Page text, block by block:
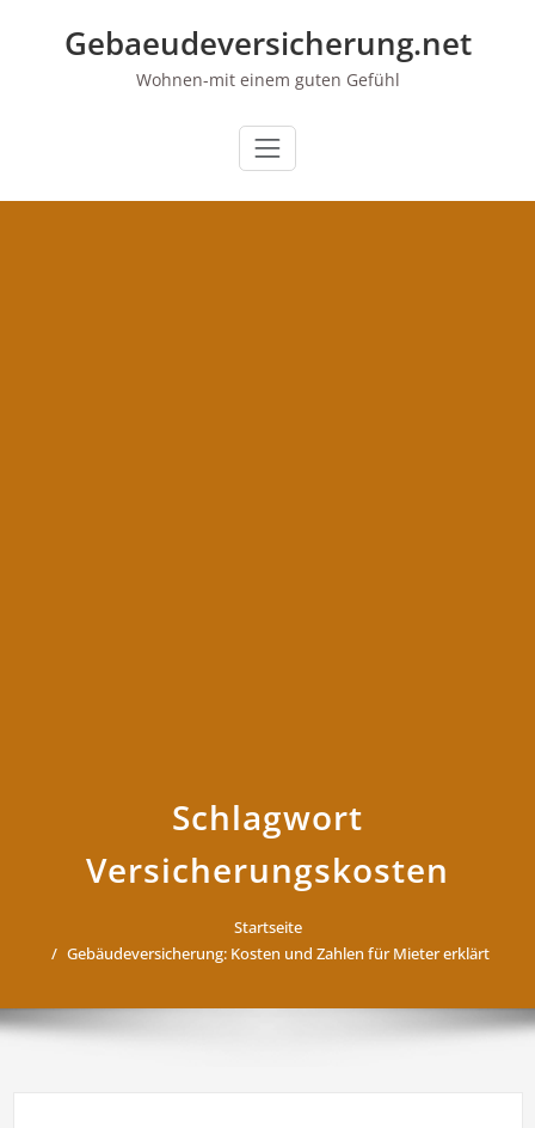
Gebaeudeversicherung.net
Wohnen-mit einem guten Gefühl
Schlagwort
Versicherungskosten
Startseite
Gebäudeversicherung: Kosten und Zahlen für Mieter erklärt